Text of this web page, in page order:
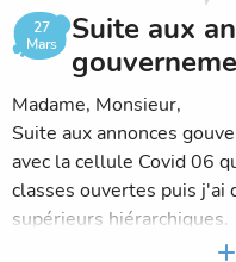
27
Mars
Suite aux
Madame, Monsieur,
Suite aux annonces
avec la cellule Covid 06
classes ouvertes puis j'ai
supérieurs hiérarchiques.
Les 4 élèves de l’école